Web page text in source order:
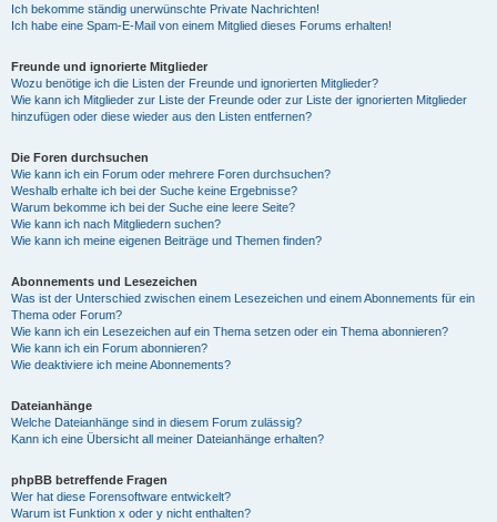
Ich bekomme ständig unerwünschte Private Nachrichten!
Ich habe eine Spam-E-Mail von einem Mitglied dieses Forums erhalten!
Freunde und ignorierte Mitglieder
Wozu benötige ich die Listen der Freunde und ignorierten Mitglieder?
Wie kann ich Mitglieder zur Liste der Freunde oder zur Liste der ignorierten Mitglieder
hinzufügen oder diese wieder aus den Listen entfernen?
Die Foren durchsuchen
Wie kann ich ein Forum oder mehrere Foren durchsuchen?
Weshalb erhalte ich bei der Suche keine Ergebnisse?
Warum bekomme ich bei der Suche eine leere Seite?
Wie kann ich nach Mitgliedern suchen?
Wie kann ich meine eigenen Beiträge und Themen finden?
Abonnements und Lesezeichen
Was ist der Unterschied zwischen einem Lesezeichen und einem Abonnements für ein
Thema oder Forum?
Wie kann ich ein Lesezeichen auf ein Thema setzen oder ein Thema abonnieren?
Wie kann ich ein Forum abonnieren?
Wie deaktiviere ich meine Abonnements?
Dateianhänge
Welche Dateianhänge sind in diesem Forum zulässig?
Kann ich eine Übersicht all meiner Dateianhänge erhalten?
phpBB betreffende Fragen
Wer hat diese Forensoftware entwickelt?
Warum ist Funktion x oder y nicht enthalten?